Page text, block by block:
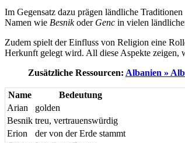
Im Gegensatz dazu prägen ländliche
Namen wie Besnikoder Genc in vielen
Zudem spielt der Einfluss von Religion eine
Herkunft gelegt wird. All diese Aspekte zeigen,
Zusätzliche Ressourcen: Albanien »
Name
Bedeutung
Arian
golden
Besnik treu, vertrauenswürdig
Erion
der von der Erde stammt